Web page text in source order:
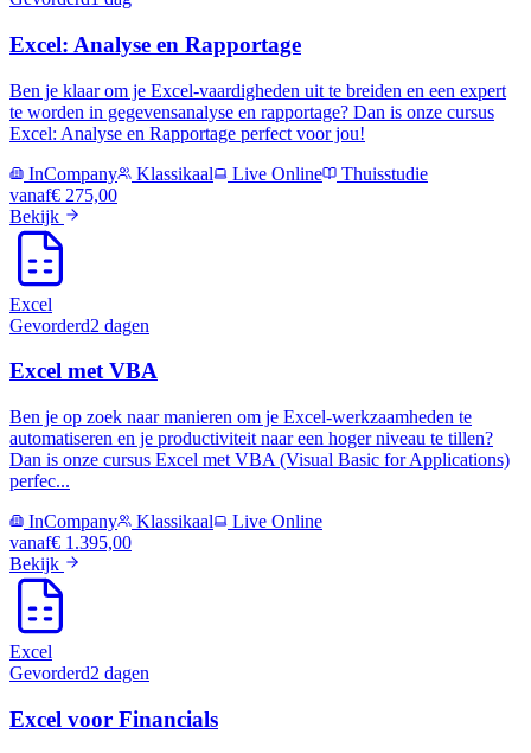
Excel: Analyse en Rapportage
Ben je klaar om je Excel-vaardigheden uit te breiden en een expert
te worden in gegevensanalyse en rapportage? Dan is onze cursus
Excel: Analyse en Rapportage perfect voor jou!
InCompany
Klassikaal Live Online
Thuisstudie
vanaf€ 275,00
Bekijk
Excel
Gevorderd2 dagen
Excel met VBA
Ben je op zoek naar manieren om je Excel-werkzaamheden te
automatiseren en je productiviteit naar een hoger niveau te tillen?
Dan is onze cursus Excel met VBA (Visual Basic for Applications)
perfec...
InCompany
Klassikaal
Live Online
vanaf€ 1.395,00
Bekijk
Excel
Gevorderd2 dagen
Excel voor Financials